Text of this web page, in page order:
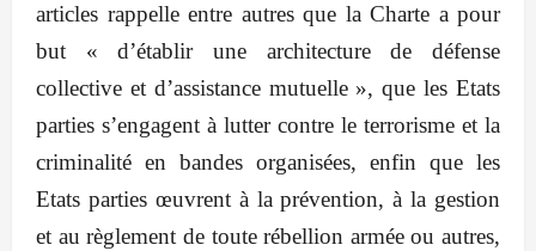
articles rappelle entre autres que la Charte a pour
but « d’établir une architecture de défense
collective et d’assistance mutuelle », que les Etats
parties s’engagent à lutter contre le terrorisme et la
criminalité en bandes organisées, enfin que les
Etats parties œuvrent à la prévention, à la gestion
et au règlement de toute rébellion armée ou autres,